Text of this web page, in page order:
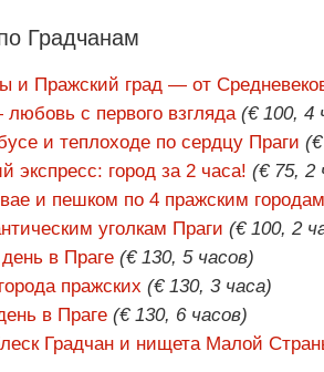
Градчанам
и Пражский град — от
с первого взгляда (€ 100, 4
и теплоходе по сердцу Праги
экспресс: город за 2 часа! (€ 75, 2
и пешком по 4 пражским городам
уголкам Праги (€ 100, 2
в Праге (€ 130, 5 часов)
пражских (€ 130, 3 часа)
в Праге (€ 130, 6 часов)
Градчан и нищета Малой